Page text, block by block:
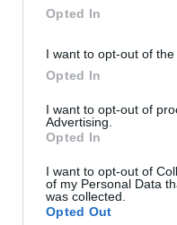
Opted In
I want to opt-out of
Opted In
I want to opt-out of
Advertising.
Opted In
I want to opt-out of
of my Personal Data
was collected.
Opted Out